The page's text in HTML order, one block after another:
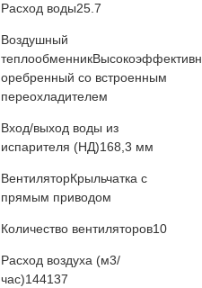
Расход воды25.7
Воздушный
теплообменник
оребренный со встроенным
переохладителем
Вход/выход воды из
испарителя (НД)168,3 мм
ВентиляторКрыльчатка с
прямым приводом
Количество вентиляторов10
Расход воздуха (м3/
час)144137